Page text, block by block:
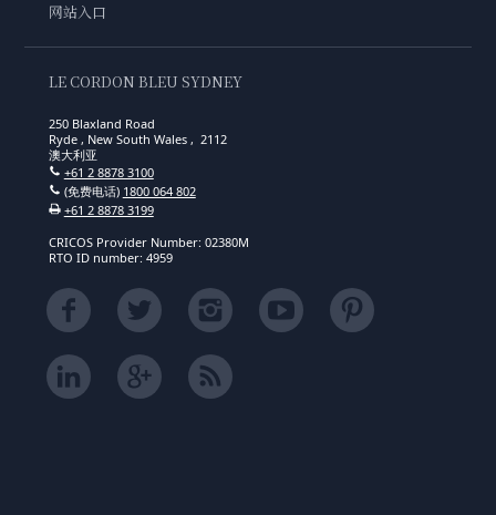
网站入口
LE CORDON BLEU SYDNEY
250 Blaxland Road
Ryde , New South Wales , 2112
澳大利亚
+61 2 8878 3100
(免费电话) 1800 064 802
+61 2 8878 3199
CRICOS Provider Number: 02380M
RTO ID number: 4959